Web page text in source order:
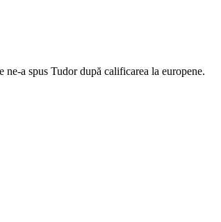
a spus Tudor după calificarea la europene.